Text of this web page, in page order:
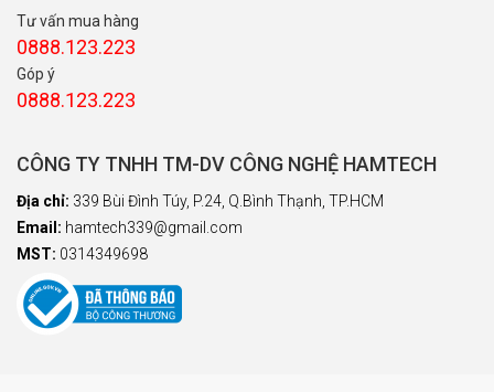
Tư vấn mua hàng
0888.123.223
Góp ý
0888.123.223
CÔNG TY TNHH TM-DV CÔNG NGHỆ HAMTECH
Địa chỉ: 339 Bùi Đình Túy, P.24, Q.Bình Thạnh, TP.HCM
Email: hamtech339@gmail.com
MST: 0314349698